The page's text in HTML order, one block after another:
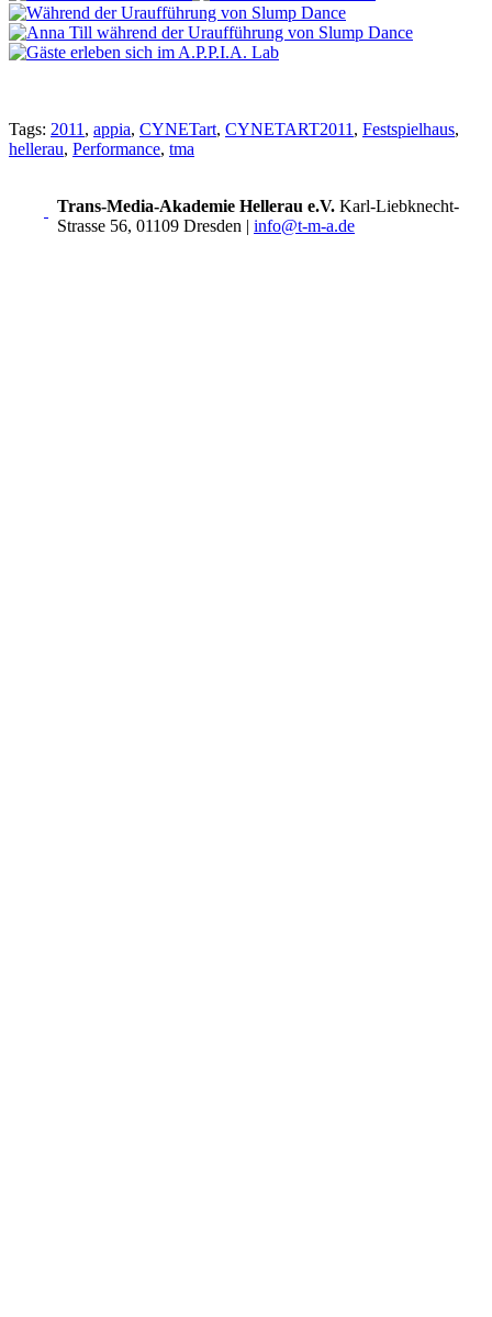
Tags: 2011 , appia, CYNETart, CYNETART2011 , Festspielhaus,
hellerau, Performance, tma
Trans-Media-Akademie Hellerau e.V. Karl-Liebknecht-
Strasse 56, 01109 Dresden | info@t-m-a.de